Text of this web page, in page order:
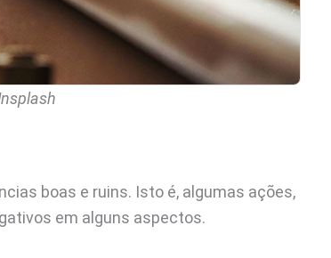
boas e ruins. Isto é, algumas ações,
em alguns aspectos.